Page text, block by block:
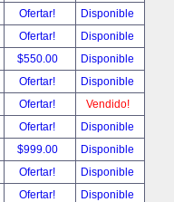
Ofertar!
Disponible
Ofertar!
Disponible
$550.00
Disponible
Ofertar!
Disponible
Ofertar!
Vendido!
Ofertar!
Disponible
$999.00
Disponible
Ofertar!
Disponible
Ofertar!
Disponible